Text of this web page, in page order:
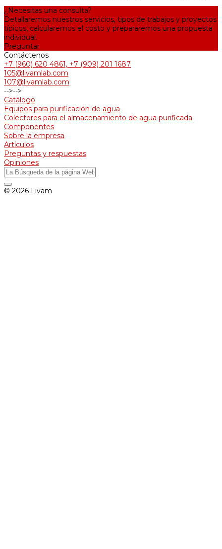
¿Necesitas una consulta?
Detallaremos nuestros servicios, tipos de trabajos y proyectos
típicos, calcularemos el costo y prepararemos una propuesta
individual.
Preguntar
Contáctenos
+7 (960) 620 4861, +7 (909) 201 1687
105@livamlab.com
107@livamlab.com
-->-->
Catálogo
Equipos para purificación de agua
Colectores para el almacenamiento de agua purificada
Componentes
Sobre la empresa
Artículos
Preguntas y respuestas
Opiniones
© 2026 Livam